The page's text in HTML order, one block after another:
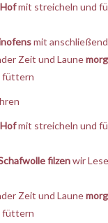
mit streicheln und
mit
Zeit und Laune
füttern
mit streicheln und
filzenwir
Zeit und Laune
füttern